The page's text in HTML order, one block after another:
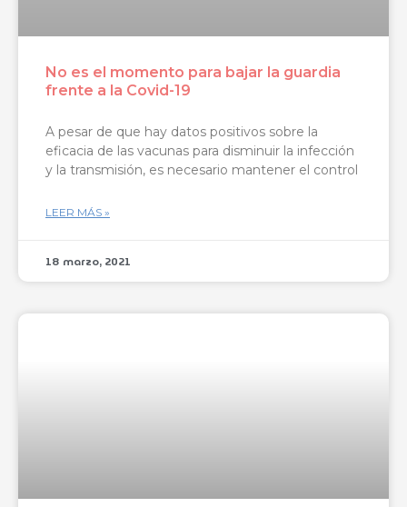
No es el momento para bajar la guardia
frente a la Covid-19
A pesar de que hay datos positivos sobre la
eficacia de las vacunas para disminuir la infección
y la transmisión, es necesario mantener el control
LEER MÁS »
18 marzo, 2021